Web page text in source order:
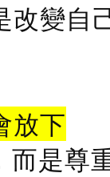
改變自
放下
而是尊